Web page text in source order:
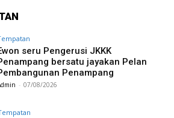
seru Pengerusi JKKK
bersatu jayakan Pelan
Penampang
- 07/08/2026